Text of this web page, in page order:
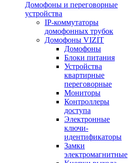
Домофоны и переговорные
устройства
IP-коммутаторы
домофонных трубок
Домофоны VIZIT
Домофоны
Блоки питания
Устройства
квартирные
переговорные
Мониторы
Контроллеры
доступа
Электронные
ключи-
идентификаторы
Замки
электромагнитные